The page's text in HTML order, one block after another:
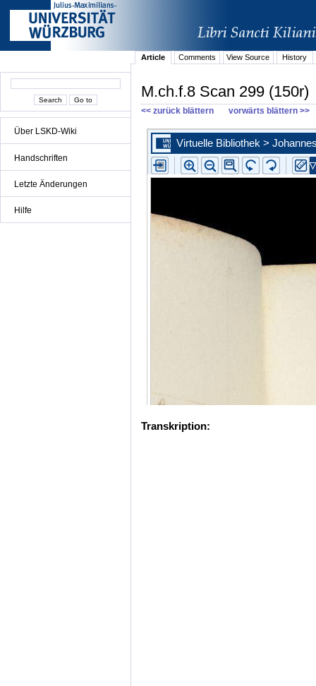
Über LSKD-Wiki
Handschriften
Letzte Änderungen
Hilfe
Article Comments View Source History
M.ch.f.8 Scan 299 (150r)
<< zurück blättern vorwärts blättern >>
Transkription: